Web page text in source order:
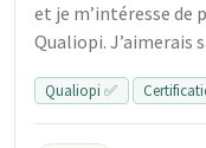
et je m’intéresse de
Qualiopi. J’aimerais
Qualiopi ✅